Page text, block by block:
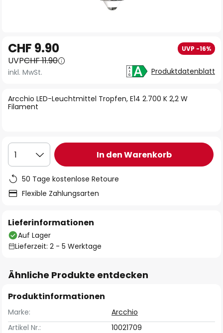
Anfang
der
Bildgalerie
Arcchio LED-Leuchtmittel Tropfen, E14 2.700 K 2,2 W
Filament
CHF 9.90 UVP -16%
UVPCHF 11.90
inkl. MwSt. Produktdatenblatt
1 In den Warenkorb
50 Tage kostenlose Retoure
Flexible Zahlungsarten
Lieferinformationen
Auf Lager
Lieferzeit: 2 - 5 Werktage
Ähnliche Produkte entdecken
Produktinformationen
Marke:
Arcchio
Artikel Nr.:
10021709